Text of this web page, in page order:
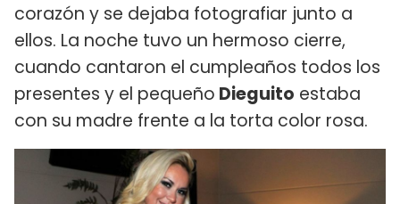
corazón y se dejaba fotografiar junto a
ellos. La noche tuvo un hermoso cierre,
cuando cantaron el cumpleaños todos los
presentes y el pequeño Dieguito estaba
con su madre frente a la torta color rosa.